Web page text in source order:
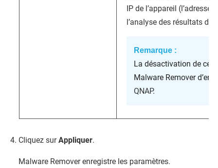
IP de l’appareil (l’adresse
l’analyse des résultats de
Remarque :
La désactivation de
Malware Remover
QNAP.
Cliquez surAppliquer.
Malware Removerenregistre les paramètres.